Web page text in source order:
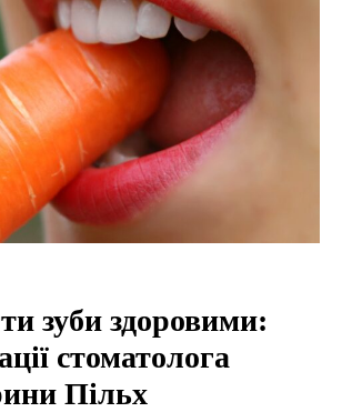
зуби здоровими:
стоматолога
Пільх